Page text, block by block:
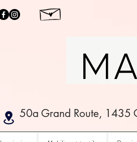
50a Grand Route, 1435